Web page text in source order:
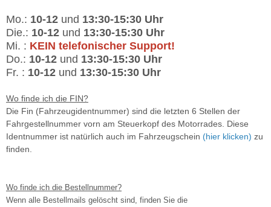
Mo.: 10-12 und 13:30-15:30 Uhr
Die.: 10-12 und 13:30-15:30 Uhr
Mi. : KEIN telefonischer Support!
Do.: 10-12 und 13:30-15:30 Uhr
Fr. : 10-12 und 13:30-15:30 Uhr
Wo finde ich die FIN?
Die Fin (Fahrzeugidentnummer) sind die letzten 6 Stellen der
Fahrgestellnummer vorn am Steuerkopf des Motorrades. Diese
Identnummer ist natürlich auch im Fahrzeugschein (hier klicken) zu
finden.
Wo finde ich die Bestellnummer?
Wenn alle Bestellmails gelöscht sind, finden Sie die